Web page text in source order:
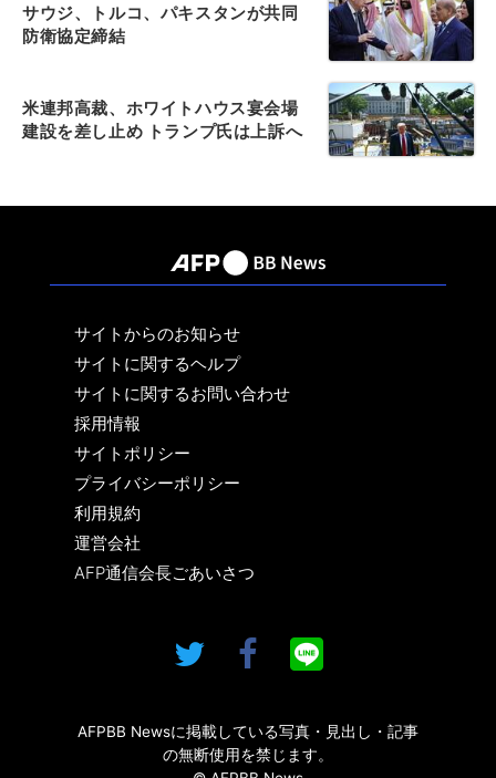
サウジ、トルコ、パキスタンが共同
防衛協定締結
米連邦高裁、ホワイトハウス宴会場
建設を差し止め トランプ氏は上訴へ
サイトからのお知らせ
サイトに関するヘルプ
サイトに関するお問い合わせ
採用情報
サイトポリシー
プライバシーポリシー
利用規約
運営会社
AFP通信会長ごあいさつ
AFPBB Newsに掲載している写真・見出し・記事
の無断使用を禁じます。